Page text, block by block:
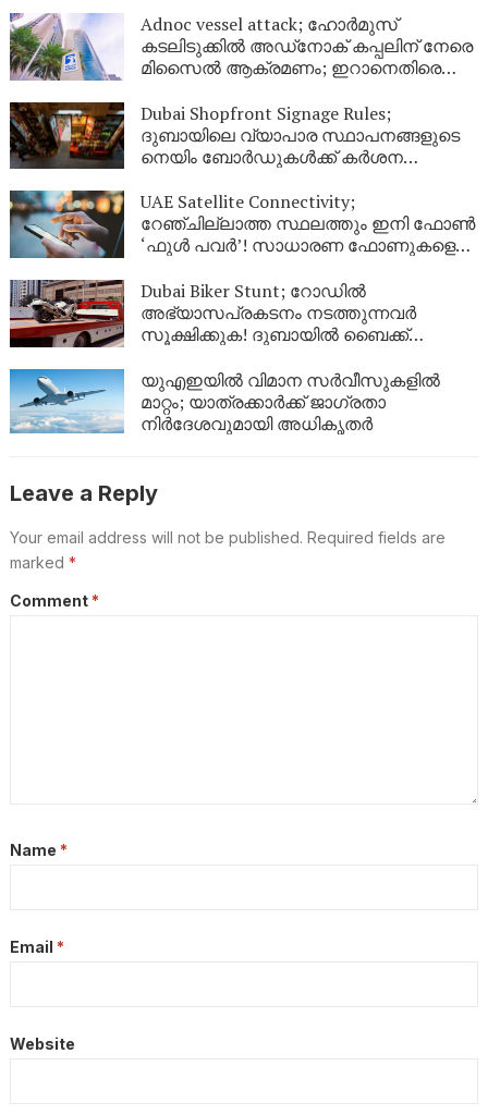
Adnoc vessel attack; ഹോർമുസ്
കടലിടുക്കിൽ അഡ്‌നോക് കപ്പലിന് നേരെ
മിസൈൽ ആക്രമണം; ഇറാനെതിരെ
Dubai Shopfront Signage Rules;
ദുബായിലെ വ്യാപാര സ്ഥാപനങ്ങളുടെ
നെയിം ബോർഡുകൾക്ക് കർശന
UAE Satellite Connectivity;
റേഞ്ചില്ലാത്ത സ്ഥലത്തും ഇനി ഫോൺ
‘ഫുൾ പവർ’! സാധാരണ ഫോണുകളെ
യുഎഇയുടെ വിപ്ലവം
Dubai Biker Stunt; റോഡിൽ
അഭ്യാസപ്രകടനം നടത്തുന്നവർ
സൂക്ഷിക്കുക! ദുബായിൽ ബൈക്ക്
പോലീസ്
യുഎഇയിൽ വിമാന സർവീസുകളിൽ
മാറ്റം; യാത്രക്കാർക്ക് ജാഗ്രതാ
നിർദേശവുമായി അധികൃതർ
Leave a Reply
Your email address will not be published. Required fields are
marked *
Comment *
Name *
Email *
Website